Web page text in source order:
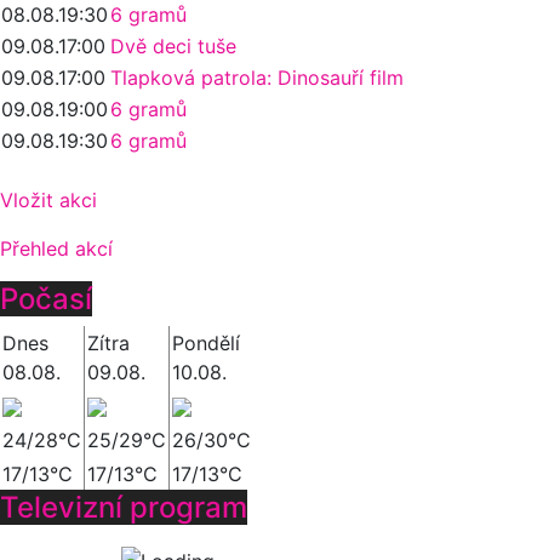
08.08.19:30 6 gramů
09.08.17:00 Dvě deci tuše
09.08.17:00 Tlapková patrola: Dinosauří film
09.08.19:00 6 gramů
09.08.19:30 6 gramů
Vložit akci
Přehled akcí
Počasí
Dnes
08.08.
Zítra
09.08.
Pondělí
10.08.
24/28°C 25/29°C 26/30°C
17/13°C
17/13°C 17/13°C
Televizní program